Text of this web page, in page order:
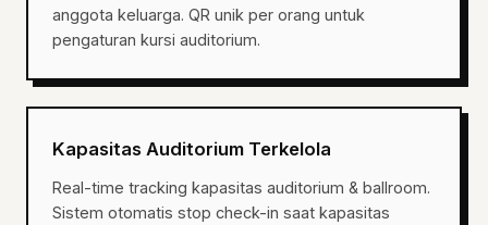
anggota keluarga. QR unik per orang untuk
pengaturan kursi auditorium.
Kapasitas Auditorium Terkelola
Real-time tracking kapasitas auditorium & ballroom.
Sistem otomatis stop check-in saat kapasitas